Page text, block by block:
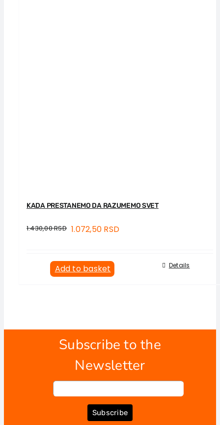
KADA PRESTANEMO DA RAZUMEMO SVET
1.430,00RSD 1.072,50 RSD
Add to basket Details
Subscribe to the
Newsletter
Subscribe